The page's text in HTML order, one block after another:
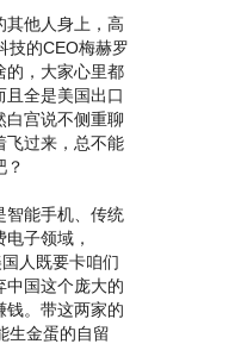
他人身上，高
技的CEO梅赫罗
的，大家心里都
且全是美国出口
白宫说不侧重聊
飞过来，总不能
？
能手机、传统
子领域，
人既要卡咱们
中国这个庞大的
钱。带这两家的
生金蛋的自留